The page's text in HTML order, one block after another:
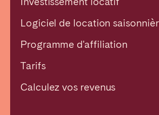
Logiciel de location
Programme d'affiliation
Tarifs
Calculez vos revenus